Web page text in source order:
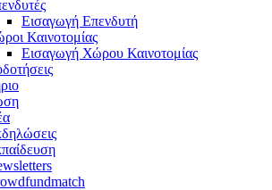
Εισαγωγή Επενδυτή
Καινοτομίας
Εισαγωγή Χώρου Καινοτομίας